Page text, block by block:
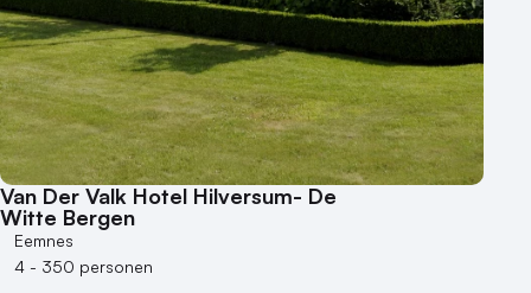
Hotel
Hybride events
Industriële locatie
Kasteel en landgoed
Kleine / intieme locatie
Locaties aan zee
Museum
Theater
Varende locatie
Van Der Valk Hotel Hilversum- De
Witte Bergen
Eemnes
4 - 350 personen